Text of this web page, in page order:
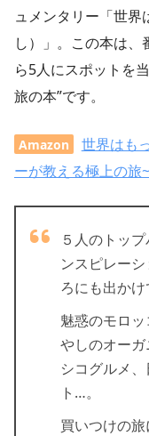
ュメンタリー「世界
し）」。この本は
ら5人にスポットを
旅の本”です。
Amazon
世界はも
ーが教える極上の旅~
５人のトッ
ンスピレー
ろにも出かけ
魅惑のモロ
やしのオー
シコグルメ
ト…。
買いつけの